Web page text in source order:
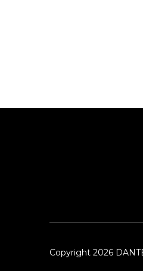
Copyright 2026